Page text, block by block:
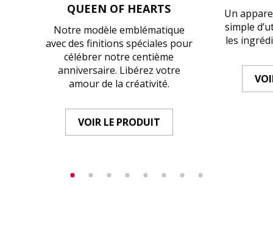
QUEEN OF HEARTS
Notre modèle emblématique
avec des finitions spéciales pour
célébrer notre centième
anniversaire. Libérez votre
amour de la créativité.
VOIR LE PRODUIT
Un
simple
les